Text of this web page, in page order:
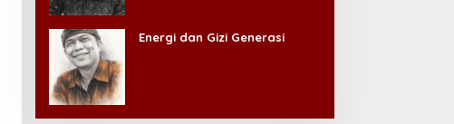
Energi dan Gizi Generasi